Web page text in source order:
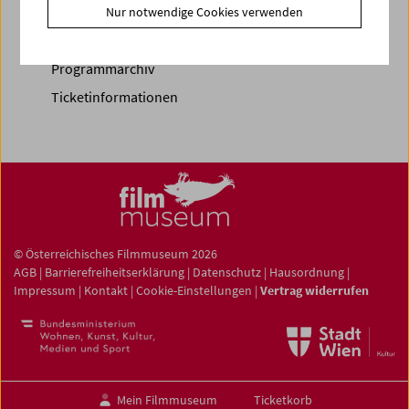
Vorschau Sept / Okt 2026
Programmarchiv
Ticketinformationen
© Österreichisches Filmmuseum 2026
AGB | Barrierefreiheitserklärung | Datenschutz | Hausordnung |
Impressum | Kontakt | Cookie-Einstellungen | Vertrag widerrufen
Mein Filmmuseum Ticketkorb
Nur notwendige Cookies verwenden